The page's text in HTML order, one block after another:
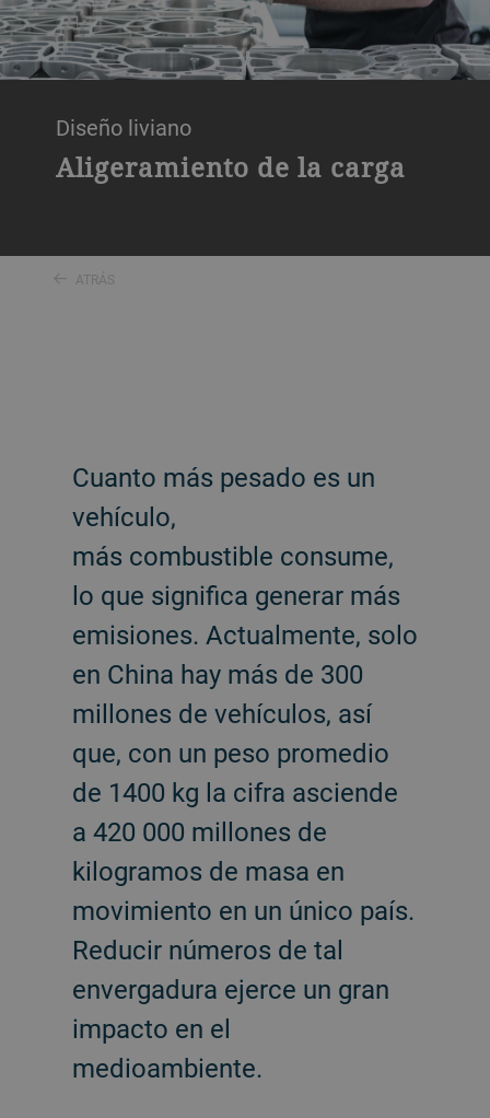
Diseño liviano
Aligeramiento de la carga
ATRÁS
Cuanto más pesado es un
vehículo,
más combustible consume,
lo que significa generar más
emisiones. Actualmente, solo
en China hay más de 300
millones de vehículos, así
que, con un peso promedio
de 1400 kg la cifra asciende
a 420 000 millones de
kilogramos de masa en
movimiento en un único país.
Reducir números de tal
envergadura ejerce un gran
impacto en el
medioambiente.